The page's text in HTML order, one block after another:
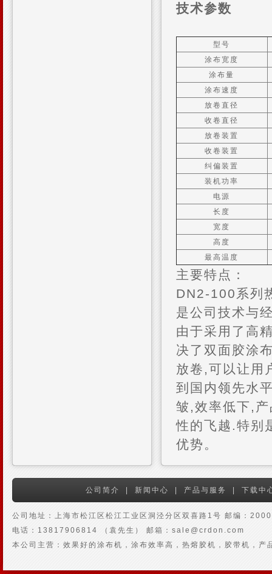
技术参数
型号
涂布宽度
涂布量
涂布速度
放卷直径
收卷直径
放卷装置
收卷装置
纠偏装置
装机功率
电源
长度
宽度
高度
最高温度
主要特点：
DN2-100系列
是公司技术与
由于采用了高
决了双面胶涂
放卷,可以让用
到国内领先水
皱,效率低下,
性的飞越.特别
优势。
公司简介 新闻中心 产品与服务 下载中
公司地址：上海市松江区松江工业区洞泾分区双喜路1号 邮编：
电话：13817906814 （袁先生） 邮箱：sale@crdon.com
本公司主营：效果好的涂布机，涂布效率高，热熔胶机，胶带机，